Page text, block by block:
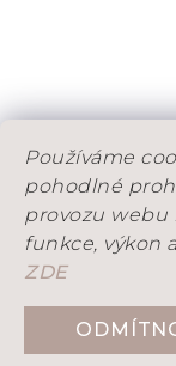
Používáme
pohodlné
provozu webu
funkce, výkon
ZDE
dovolenou.